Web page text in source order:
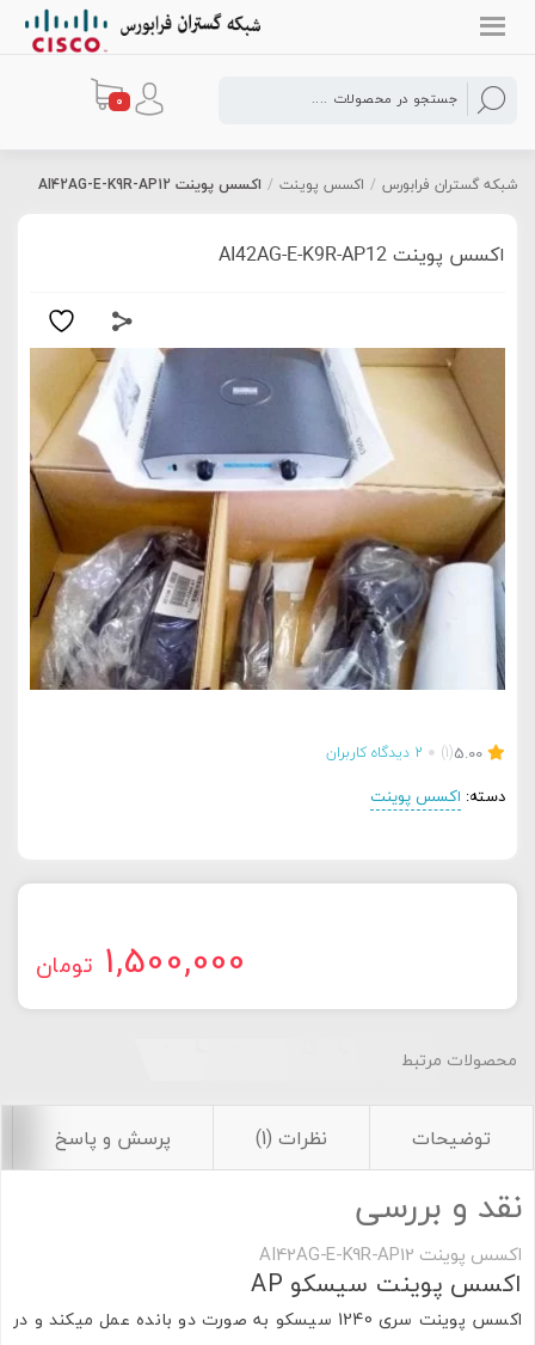
0
شبکه گستران فرابورس / اکسس پوینت / اکسس پوینت AI42AG-E-K9R-AP12
اکسس پوینت AI42AG-E-K9R-AP12
5.00
(1)
2 دیدگاه کاربران
دسته: اکسس پوینت
1,500,000 تومان
محصولات مرتبط
توضیحات نظرات (1) پرسش و پاسخ
نقد و بررسی
اکسس پوینت AI42AG-E-K9R-AP12
اکسس پوینت سیسکو AP
اکسس پوینت سری 1240 سیسکو به صورت دو بانده عمل میکند و در